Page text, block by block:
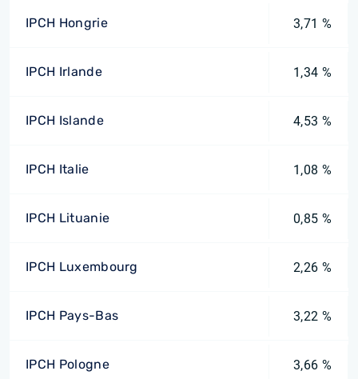
IPCH Hongrie 3,71 %
IPCH Irlande 1,34 %
IPCH Islande 4,53 %
IPCH Italie 1,08 %
IPCH Lituanie 0,85 %
IPCH Luxembourg 2,26 %
IPCH Pays-Bas 3,22 %
IPCH Pologne 3,66 %